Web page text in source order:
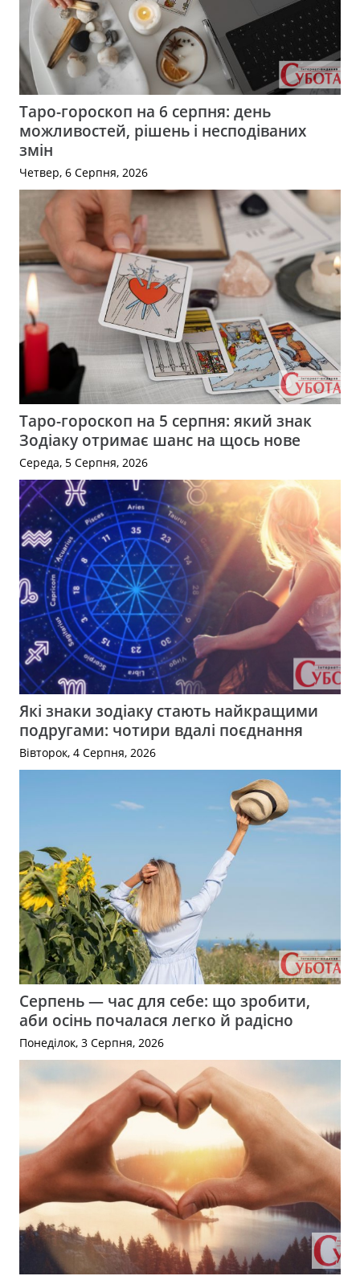
Таро-гороскоп на 6 серпня: день
можливостей, рішень і несподіваних
змін
Четвер, 6 Серпня, 2026
Таро-гороскоп на 5 серпня: який знак
Зодіаку отримає шанс на щось нове
Середа, 5 Серпня, 2026
Які знаки зодіаку стають найкращими
подругами: чотири вдалі поєднання
Вівторок, 4 Серпня, 2026
Серпень — час для себе: що зробити,
аби осінь почалася легко й радісно
Понеділок, 3 Серпня, 2026